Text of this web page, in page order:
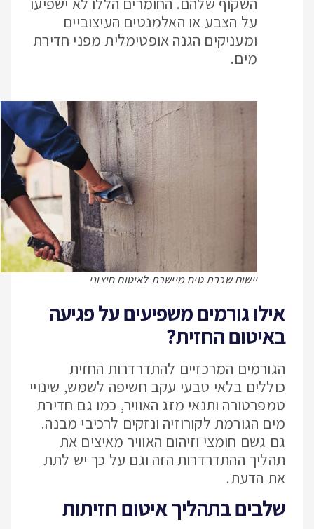
על הצבע או האלמנטים העיצוביים
ומעניקים הגנה אופטימלית מפני חדירת
מים.
יישום שכבת טיח מיישרת לאיטום חיצוני
אילו גורמים משפיעים על פגיעה
באיטום החזית?
הגורמים המרכזיים להתדרדרות החזית
כוללים בלאי טבעי עקב חשיפה לשמש, שינויי
טמפרטורה ותנאי מזג האוויר, כמו גם חדירת
מים הגורמת לקורוזיה ונזקים לרכיבי מבנה.
גם גשם חומצי וזיהום האוויר מאיצים את
תהליך ההתדרדרות הזה וגם על כך יש לתת
את הדעת.
שלבים בתהליך איטום חזיתות